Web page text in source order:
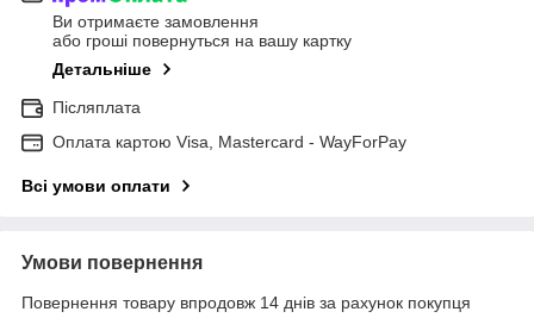
Ви отримаєте замовлення
або гроші повернуться на вашу картку
Детальніше
Післяплата
Оплата картою Visa, Mastercard - WayForPay
Всі умови оплати
Умови повернення
Повернення товару впродовж 14 днів за рахунок покупця